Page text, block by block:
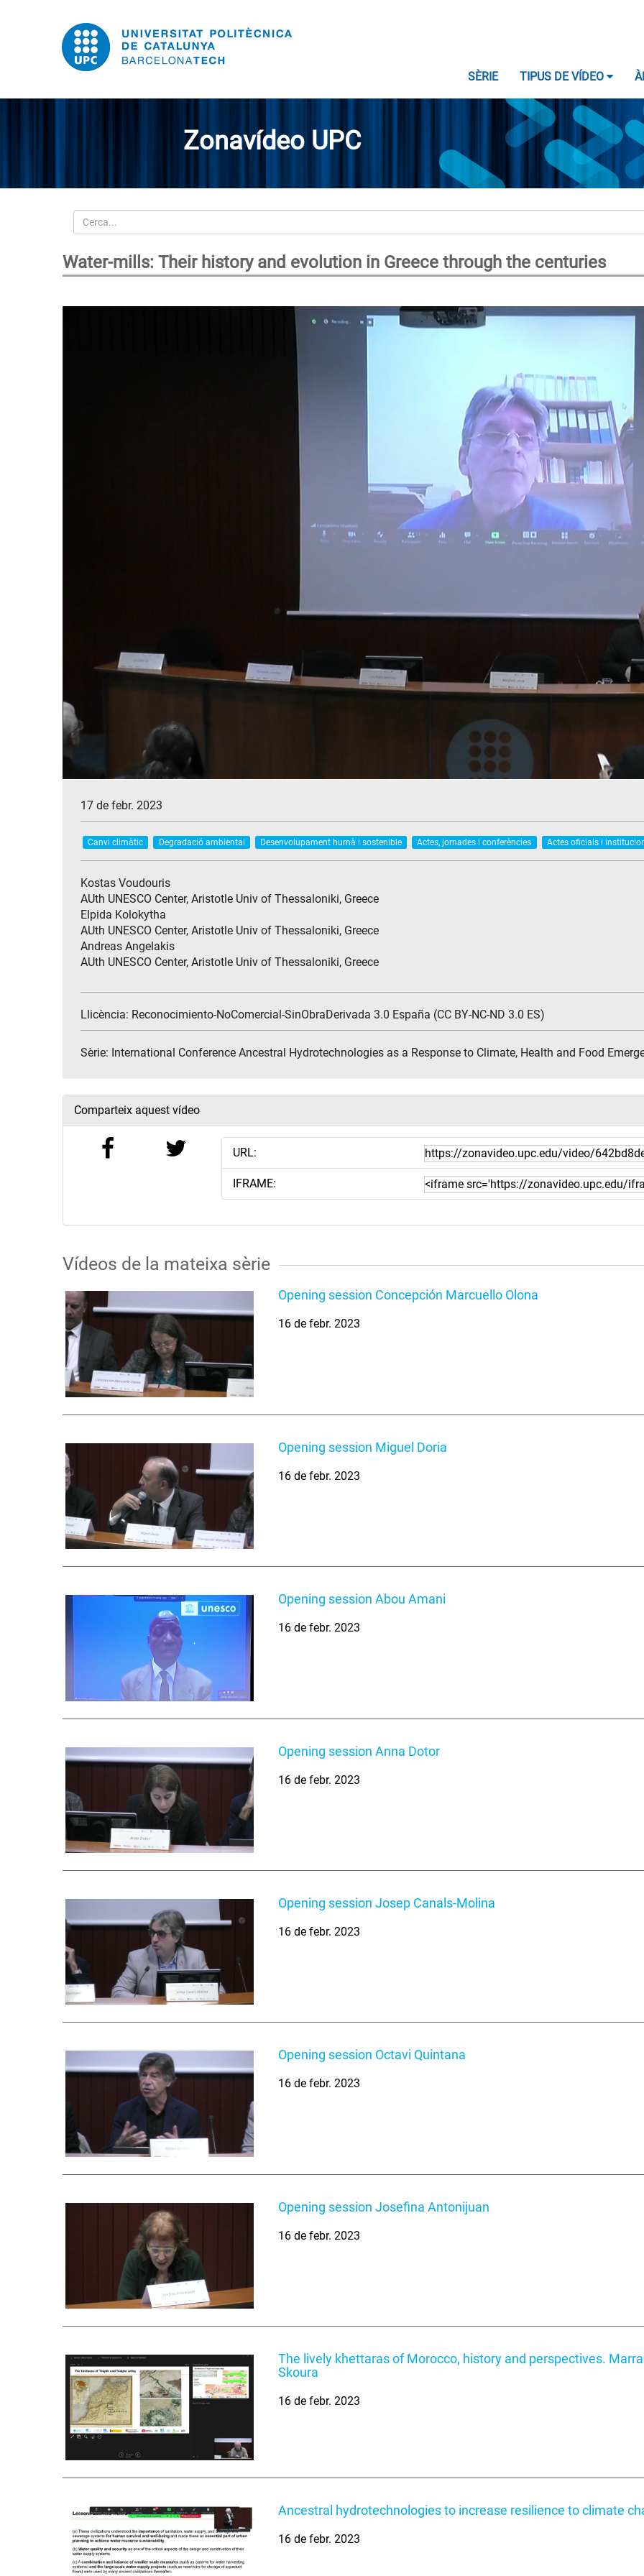
SÈRIE TIPUS DE VÍDEO
Zonavídeo UPC
Cerca
Water-mills: Their history and evolution in Greece through the centuries
17 de febr. 2023
Canvi climàtic Degradació ambiental Desenvolupament humà i sostenible Actes, jornades i conferències Actes oficials i
Kostas Voudouris
AUth UNESCO Center, Aristotle Univ of Thessaloniki, Greece
Elpida Kolokytha
AUth UNESCO Center, Aristotle Univ of Thessaloniki, Greece
Andreas Angelakis
AUth UNESCO Center, Aristotle Univ of Thessaloniki, Greece
Llicència: Reconocimiento-NoComercial-SinObraDerivada 3.0 España (CC BY-NC-ND 3.0 ES)
Sèrie: International Conference Ancestral Hydrotechnologies as a Response to Climate, Health and Food
Comparteix aquest vídeo
URL:
IFRAME:
Vídeos de la mateixa sèrie
Opening session Concepción Marcuello Olona
16 de febr. 2023
Opening session Miguel Doria
16 de febr. 2023
Opening session Abou Amani
16 de febr. 2023
Opening session Anna Dotor
16 de febr. 2023
Opening session Josep Canals-Molina
16 de febr. 2023
Opening session Octavi Quintana
16 de febr. 2023
Opening session Josefina Antonijuan
16 de febr. 2023
The lively khettaras of Morocco, history and perspectives.
Skoura
16 de febr. 2023
Ancestral hydrotechnologies to increase resilience to climate
16 de febr. 2023